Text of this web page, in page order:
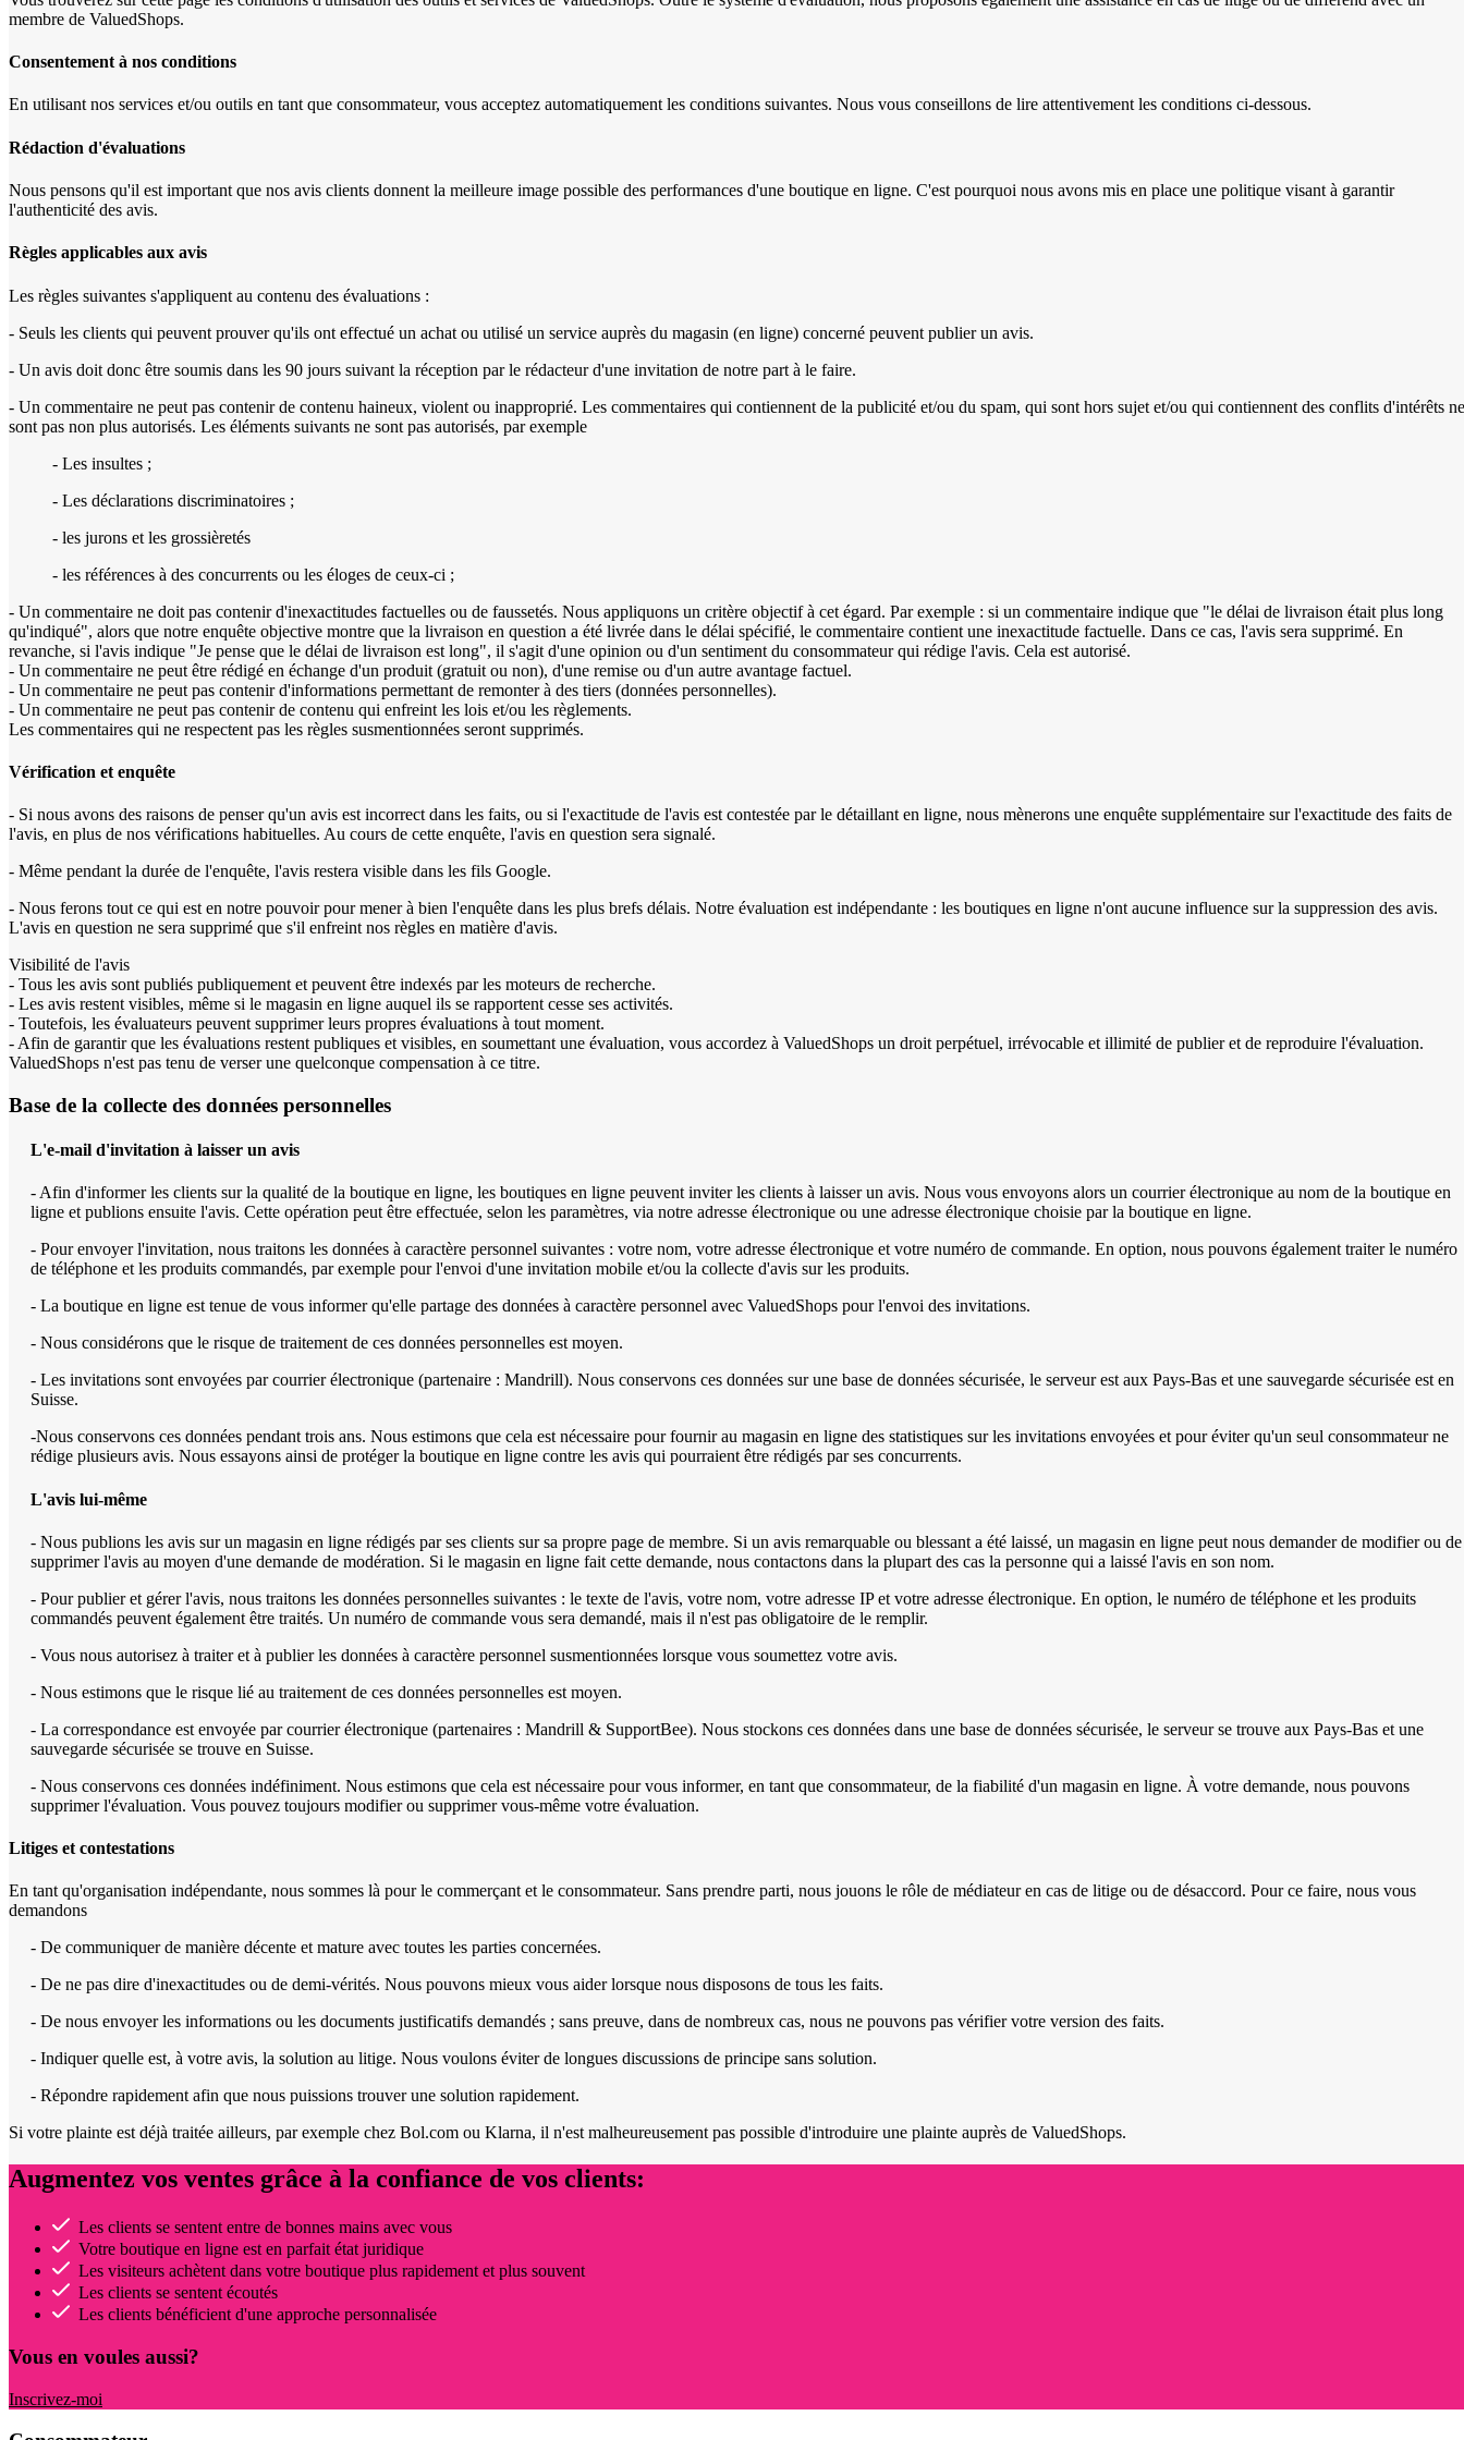
membre de ValuedShops.
Consentement à nos conditions
En utilisant nos services et/ou outils en tant que consommateur, vous acceptez automatiquement les conditions suivantes. Nous vous conseillons de lire attentivement les conditions ci-dessous.
Rédaction d'évaluations
Nous pensons qu'il est important que nos avis clients donnent la meilleure image possible des performances d'une boutique en ligne. C'est pourquoi nous avons mis en place une politique visant à garantir
l'authenticité des avis.
Règles applicables aux avis
Les règles suivantes s'appliquent au contenu des évaluations :
- Seuls les clients qui peuvent prouver qu'ils ont effectué un achat ou utilisé un service auprès du magasin (en ligne) concerné peuvent publier un avis.
- Un avis doit donc être soumis dans les 90 jours suivant la réception par le rédacteur d'une invitation de notre part à le faire.
- Un commentaire ne peut pas contenir de contenu haineux, violent ou inapproprié. Les commentaires qui contiennent de la publicité et/ou du spam, qui sont hors sujet et/ou qui contiennent des conflits d'intérêts ne
sont pas non plus autorisés. Les éléments suivants ne sont pas autorisés, par exemple
- Les insultes ;
- Les déclarations discriminatoires ;
- les jurons et les grossièretés
- les références à des concurrents ou les éloges de ceux-ci ;
- Un commentaire ne doit pas contenir d'inexactitudes factuelles ou de faussetés. Nous appliquons un critère objectif à cet égard. Par exemple : si un commentaire indique que "le délai de livraison était plus long
qu'indiqué", alors que notre enquête objective montre que la livraison en question a été livrée dans le délai spécifié, le commentaire contient une inexactitude factuelle. Dans ce cas, l'avis sera supprimé. En
revanche, si l'avis indique "Je pense que le délai de livraison est long", il s'agit d'une opinion ou d'un sentiment du consommateur qui rédige l'avis. Cela est autorisé.
- Un commentaire ne peut être rédigé en échange d'un produit (gratuit ou non), d'une remise ou d'un autre avantage factuel.
- Un commentaire ne peut pas contenir d'informations permettant de remonter à des tiers (données personnelles).
- Un commentaire ne peut pas contenir de contenu qui enfreint les lois et/ou les règlements.
Les commentaires qui ne respectent pas les règles susmentionnées seront supprimés.
Vérification et enquête
- Si nous avons des raisons de penser qu'un avis est incorrect dans les faits, ou si l'exactitude de l'avis est contestée par le détaillant en ligne, nous mènerons une enquête supplémentaire sur l'exactitude des faits de
l'avis, en plus de nos vérifications habituelles. Au cours de cette enquête, l'avis en question sera signalé.
- Même pendant la durée de l'enquête, l'avis restera visible dans les fils Google.
- Nous ferons tout ce qui est en notre pouvoir pour mener à bien l'enquête dans les plus brefs délais. Notre évaluation est indépendante : les boutiques en ligne n'ont aucune influence sur la suppression des avis.
L'avis en question ne sera supprimé que s'il enfreint nos règles en matière d'avis.
Visibilité de l'avis
- Tous les avis sont publiés publiquement et peuvent être indexés par les moteurs de recherche.
- Les avis restent visibles, même si le magasin en ligne auquel ils se rapportent cesse ses activités.
- Toutefois, les évaluateurs peuvent supprimer leurs propres évaluations à tout moment.
- Afin de garantir que les évaluations restent publiques et visibles, en soumettant une évaluation, vous accordez à ValuedShops un droit perpétuel, irrévocable et illimité de publier et de reproduire l'évaluation.
ValuedShops n'est pas tenu de verser une quelconque compensation à ce titre.
Base de la collecte des données personnelles
L'e-mail d'invitation à laisser un avis
- Afin d'informer les clients sur la qualité de la boutique en ligne, les boutiques en ligne peuvent inviter les clients à laisser un avis. Nous vous envoyons alors un courrier électronique au nom de la boutique en
ligne et publions ensuite l'avis. Cette opération peut être effectuée, selon les paramètres, via notre adresse électronique ou une adresse électronique choisie par la boutique en ligne.
- Pour envoyer l'invitation, nous traitons les données à caractère personnel suivantes : votre nom, votre adresse électronique et votre numéro de commande. En option, nous pouvons également traiter le numéro
de téléphone et les produits commandés, par exemple pour l'envoi d'une invitation mobile et/ou la collecte d'avis sur les produits.
- La boutique en ligne est tenue de vous informer qu'elle partage des données à caractère personnel avec ValuedShops pour l'envoi des invitations.
- Nous considérons que le risque de traitement de ces données personnelles est moyen.
- Les invitations sont envoyées par courrier électronique (partenaire : Mandrill). Nous conservons ces données sur une base de données sécurisée, le serveur est aux Pays-Bas et une sauvegarde sécurisée est en
Suisse.
-Nous conservons ces données pendant trois ans. Nous estimons que cela est nécessaire pour fournir au magasin en ligne des statistiques sur les invitations envoyées et pour éviter qu'un seul consommateur ne
rédige plusieurs avis. Nous essayons ainsi de protéger la boutique en ligne contre les avis qui pourraient être rédigés par ses concurrents.
L'avis lui-même
- Nous publions les avis sur un magasin en ligne rédigés par ses clients sur sa propre page de membre. Si un avis remarquable ou blessant a été laissé, un magasin en ligne peut nous demander de modifier ou de
supprimer l'avis au moyen d'une demande de modération. Si le magasin en ligne fait cette demande, nous contactons dans la plupart des cas la personne qui a laissé l'avis en son nom.
- Pour publier et gérer l'avis, nous traitons les données personnelles suivantes : le texte de l'avis, votre nom, votre adresse IP et votre adresse électronique. En option, le numéro de téléphone et les produits
commandés peuvent également être traités. Un numéro de commande vous sera demandé, mais il n'est pas obligatoire de le remplir.
- Vous nous autorisez à traiter et à publier les données à caractère personnel susmentionnées lorsque vous soumettez votre avis.
- Nous estimons que le risque lié au traitement de ces données personnelles est moyen.
- La correspondance est envoyée par courrier électronique (partenaires : Mandrill & SupportBee). Nous stockons ces données dans une base de données sécurisée, le serveur se trouve aux Pays-Bas et une
sauvegarde sécurisée se trouve en Suisse.
- Nous conservons ces données indéfiniment. Nous estimons que cela est nécessaire pour vous informer, en tant que consommateur, de la fiabilité d'un magasin en ligne. À votre demande, nous pouvons
supprimer l'évaluation. Vous pouvez toujours modifier ou supprimer vous-même votre évaluation.
Litiges et contestations
En tant qu'organisation indépendante, nous sommes là pour le commerçant et le consommateur. Sans prendre parti, nous jouons le rôle de médiateur en cas de litige ou de désaccord. Pour ce faire, nous vous
demandons
- De communiquer de manière décente et mature avec toutes les parties concernées.
- De ne pas dire d'inexactitudes ou de demi-vérités. Nous pouvons mieux vous aider lorsque nous disposons de tous les faits.
- De nous envoyer les informations ou les documents justificatifs demandés ; sans preuve, dans de nombreux cas, nous ne pouvons pas vérifier votre version des faits.
- Indiquer quelle est, à votre avis, la solution au litige. Nous voulons éviter de longues discussions de principe sans solution.
- Répondre rapidement afin que nous puissions trouver une solution rapidement.
Si votre plainte est déjà traitée ailleurs, par exemple chez Bol.com ou Klarna, il n'est malheureusement pas possible d'introduire une plainte auprès de ValuedShops.
Augmentez vos ventes grâce à la confiance de vos clients:
Les clients se sentent entre de bonnes mains avec vous
Votre boutique en ligne est en parfait état juridique
Les visiteurs achètent dans votre boutique plus rapidement et plus souvent
Les clients se sentent écoutés
Les clients bénéficient d'une approche personnalisée
Vous en voules aussi?
Inscrivez-moi